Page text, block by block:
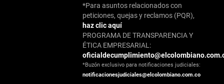
*Para asuntos relacionados con
peticiones, quejas y reclamos (PQR),
haz clic aquí
PROGRAMA DE TRANSPARENCIA Y
ÉTICA EMPRESARIAL:
*Buzón exclusivo para notificaciones judiciales:
notificacionesjudiciales@elcolombiano.com.co